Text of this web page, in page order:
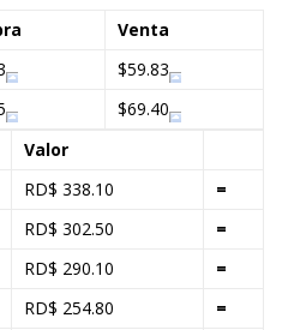
Venta
$59.83
$69.40
Valor
RD$ 338.10
=
RD$ 302.50
=
RD$ 290.10
=
RD$ 254.80
=